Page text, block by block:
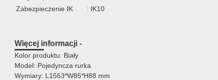
Zabezpieczenie IK
: IK10
Więcej informacji -
Kolor produktu: Biały
Model: Pojedyncza rurka
Wymiary: L1563*W85*H88 mm